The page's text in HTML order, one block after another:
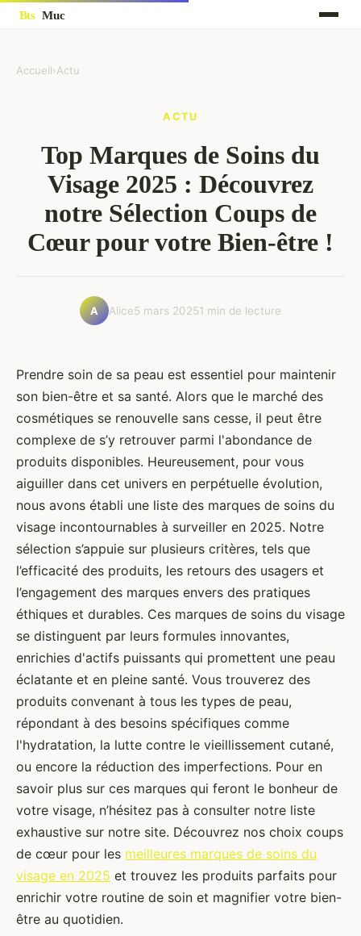
Accueil›Actu
ACTU
Top Marques de Soins du
Visage 2025 : Découvrez
notre Sélection Coups de
Cœur pour votre Bien-être !
A Alice5 mars 20251 min de lecture
Prendre soin de sa peau est essentiel pour maintenir
son bien-être et sa santé. Alors que le marché des
cosmétiques se renouvelle sans cesse, il peut être
complexe de s’y retrouver parmi l'abondance de
produits disponibles. Heureusement, pour vous
aiguiller dans cet univers en perpétuelle évolution,
nous avons établi une liste des marques de soins du
visage incontournables à surveiller en 2025. Notre
sélection s’appuie sur plusieurs critères, tels que
l’efficacité des produits, les retours des usagers et
l’engagement des marques envers des pratiques
éthiques et durables. Ces marques de soins du visage
se distinguent par leurs formules innovantes,
enrichies d'actifs puissants qui promettent une peau
éclatante et en pleine santé. Vous trouverez des
produits convenant à tous les types de peau,
répondant à des besoins spécifiques comme
l'hydratation, la lutte contre le vieillissement cutané,
ou encore la réduction des imperfections. Pour en
savoir plus sur ces marques qui feront le bonheur de
votre visage, n’hésitez pas à consulter notre liste
exhaustive sur notre site. Découvrez nos choix coups
de cœur pour les meilleures marques de soins du
visage en 2025 et trouvez les produits parfaits pour
enrichir votre routine de soin et magnifier votre bien-
être au quotidien.